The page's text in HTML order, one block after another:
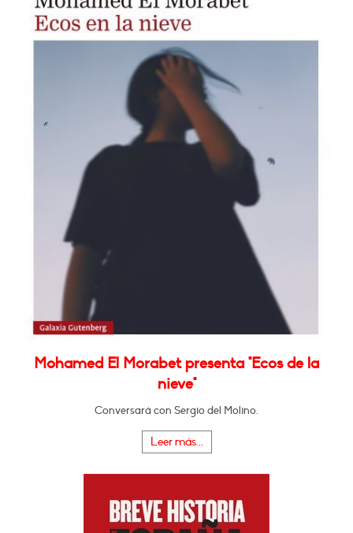
Mohamed El Morabet presenta "Ecos de la
nieve"
Conversará con Sergio del Molino.
Leer más...